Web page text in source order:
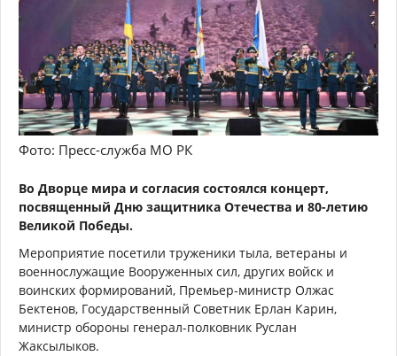
Фото: Пресс-служба МО РК
Во Дворце мира и согласия состоялся концерт,
посвященный Дню защитника Отечества и 80-летию
Великой Победы.
Мероприятие посетили труженики тыла, ветераны и
военнослужащие Вооруженных сил, других войск и
воинских формирований, Премьер-министр Олжас
Бектенов, Государственный Советник Ерлан Карин,
министр обороны генерал-полковник Руслан
Жаксылыков.